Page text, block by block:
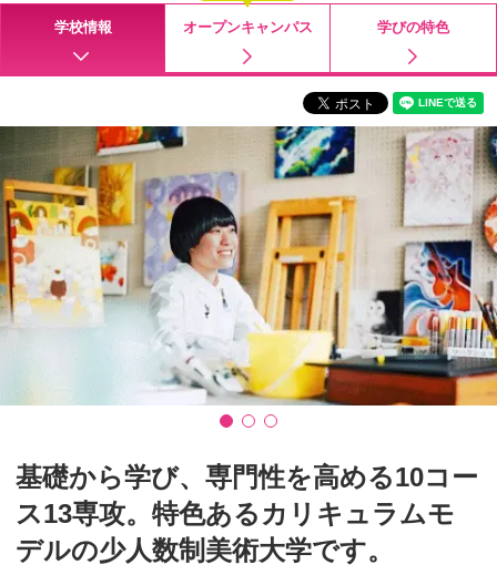
学校情報 オープンキャンパス 学びの特色
基礎から学び、専門性を高める10コー
ス13専攻。特色あるカリキュラムモ
デルの少人数制美術大学です。